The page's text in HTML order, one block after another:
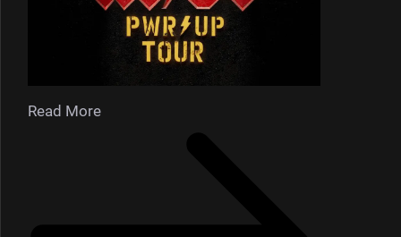
Read More